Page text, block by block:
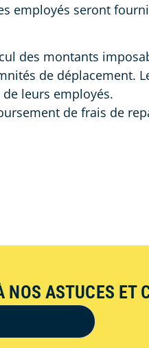
employés seront
des montants
de déplacement.
leurs employés.
de frais de
ASTUCES ET